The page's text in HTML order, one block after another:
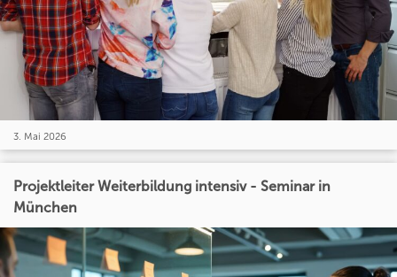
3. Mai 2026
Projektleiter Weiterbildung intensiv - Seminar in
München